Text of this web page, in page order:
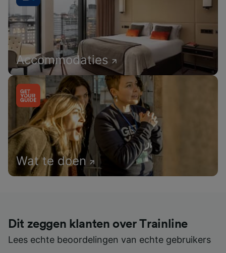
Accommodaties
Wat te doen
Dit zeggen klanten over Trainline
Lees echte beoordelingen van echte gebruikers